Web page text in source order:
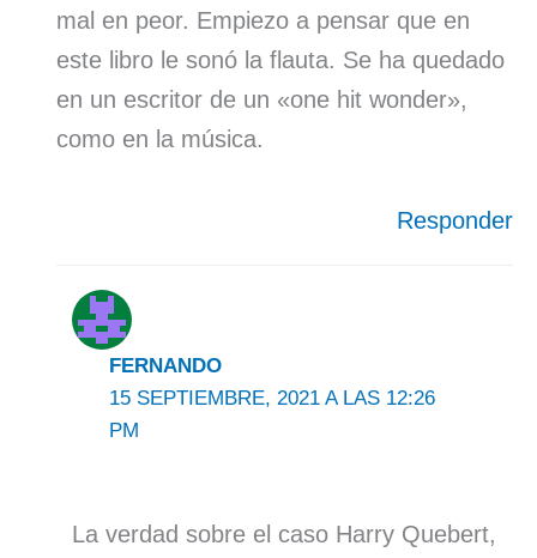
mal en peor. Empiezo a pensar que en
este libro le sonó la flauta. Se ha quedado
en un escritor de un «one hit wonder»,
como en la música.
Responder
FERNANDO
15 SEPTIEMBRE, 2021 A LAS 12:26
PM
La verdad sobre el caso Harry Quebert,